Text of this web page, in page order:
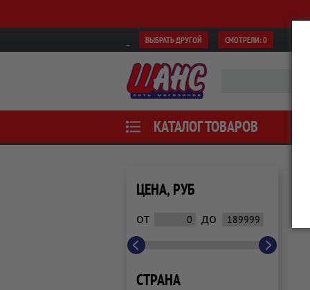
ВЫБРАТЬ ДРУГОЙ СМОТРЕЛИ:0
КАТАЛОГ ТОВАРОВ
ЦЕНА, РУБ
от до
СТРАНА